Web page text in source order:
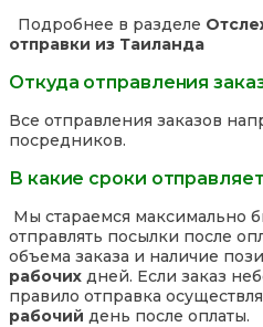
Подробнее в разделе
отправки из Таиланда
Откуда отправления
Все отправления заказов
посредников.
В какие сроки
Мы стараемся максимально
отправлять посылки после
объема заказа и наличие
рабочих дней. Если заказ
правило отправка
рабочий день после оплаты.